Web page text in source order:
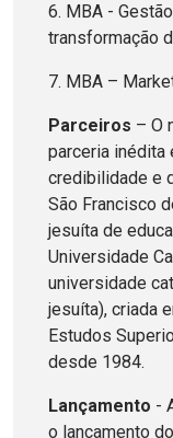
6. MBA -
transformação
7. MBA –
Parceiros – O
parceria
credibilidade e
São Francisco
jesuíta de
Universidade
universidade
jesuíta), criada
Estudos
desde 1984.
Lançamento -
o lançamento